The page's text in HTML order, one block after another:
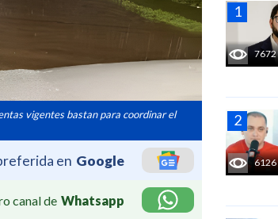
vigentes bastan para coordinar el
en Google
canal de Whatsapp
7672
6126